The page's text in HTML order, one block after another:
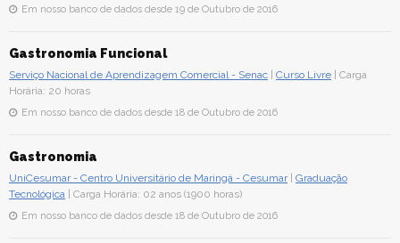
Em nosso banco de dados desde 19 de Outubro de 2016
Gastronomia Funcional
Serviço Nacional de Aprendizagem Comercial - Senac Curso Livre | Carga
Horária: 20 horas
Em nosso banco de dados desde 18 de Outubro de 2016
Gastronomia
UniCesumar - Centro Universitário de Maringá - Cesumar| Graduação
Tecnológica | Carga Horária: 02 anos (1900 horas)
Em nosso banco de dados desde 18 de Outubro de 2016